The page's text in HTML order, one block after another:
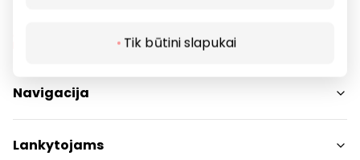
Tik būtini slapukai
Navigacija
Parduotuvės
Paslaugos
Lankytojams